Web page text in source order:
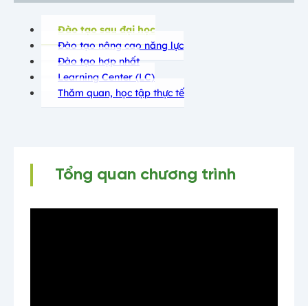
Tổng quan chương trình
Đào tạo sau đại học
Đào tạo nâng cao năng lực
Đào tạo hợp nhất
Learning Center (LC)
Thăm quan, học tập thực tế